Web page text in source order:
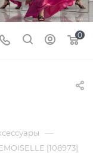
0
—
[108973]